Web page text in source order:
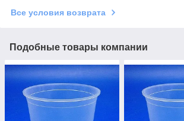
Все условия возврата
Подобные товары компании